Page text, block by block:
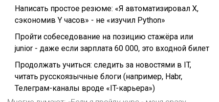
Написать простое резюме: «Я автоматизировал X,
сэкономив Y часов» - не «изучил Python»
Пройти собеседование на позицию стажёра или
junior - даже если зарплата 60 000, это входной билет
Продолжать учиться: следить за новостями в IT,
читать русскоязычные блоги (например, Habr,
Телеграм-каналы вроде «IT-карьера»)